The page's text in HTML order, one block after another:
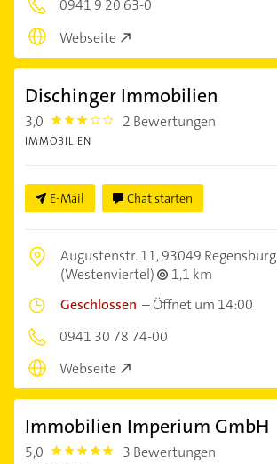
0941 9 20 63-0
Webseite
Dischinger Immobilien
3,0 3.0 2 Bewertungen
IMMOBILIEN
E-Mail Chat starten
Augustenstr. 11,93049 Regensburg
(Westenviertel)
1,1 km
Geschlossen –Öffnet um 14:00
0941 30 78 74-00
Webseite
Immobilien Imperium GmbH
5,0 5.0 3 Bewertungen